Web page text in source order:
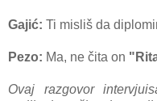
Gajić: Ti misliš da
Pezo: Ma, ne čita on
Ovaj razgovor